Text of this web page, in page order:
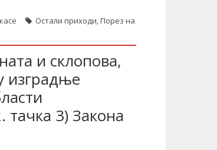
Остали приходи,Порез на
и склопова,
изградње
тачка 3) Закона